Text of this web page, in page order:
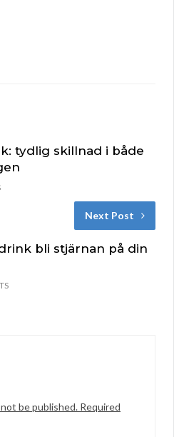
tydlig skillnad i både
Next Post
bli stjärnan på din
be published. Required